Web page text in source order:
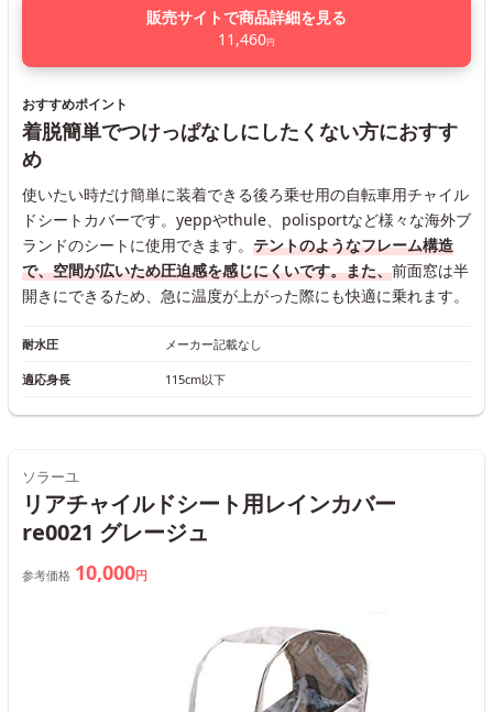
販売サイトで商品詳細を見る
11,460円
おすすめポイント
着脱簡単でつけっぱなしにしたくない方におすす
め
使いたい時だけ簡単に装着できる後ろ乗せ用の自転車用チャイル
ドシートカバーです。yeppやthule、polisportなど様々な海外ブ
ランドのシートに使用できます。 テントのようなフレーム構造
で、空間が広いため圧迫感を感じにくいです。また、前面窓は半
開きにできるため、急に温度が上がった際にも快適に乗れます。
耐水圧 メーカー記載なし
適応身長 115cm以下
ソラーユ
リアチャイルドシート用レインカバー
re0021 グレージュ
参考価格 10,000円